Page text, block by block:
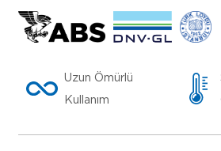
Uzun Ömürlü
Kullanım